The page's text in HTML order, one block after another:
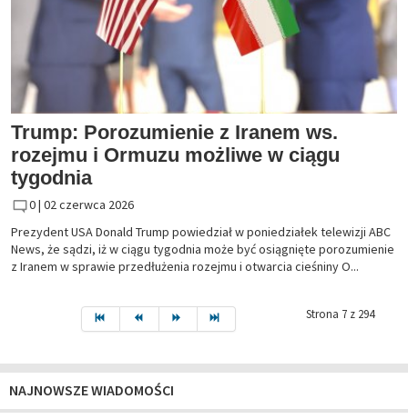
Trump: Porozumienie z Iranem ws.
rozejmu i Ormuzu możliwe w ciągu
tygodnia
0 | 02 czerwca 2026
Prezydent USA Donald Trump powiedział w poniedziałek telewizji ABC
News, że sądzi, iż w ciągu tygodnia może być osiągnięte porozumienie
z Iranem w sprawie przedłużenia rozejmu i otwarcia cieśniny O...
Strona 7 z 294
NAJNOWSZE WIADOMOŚCI